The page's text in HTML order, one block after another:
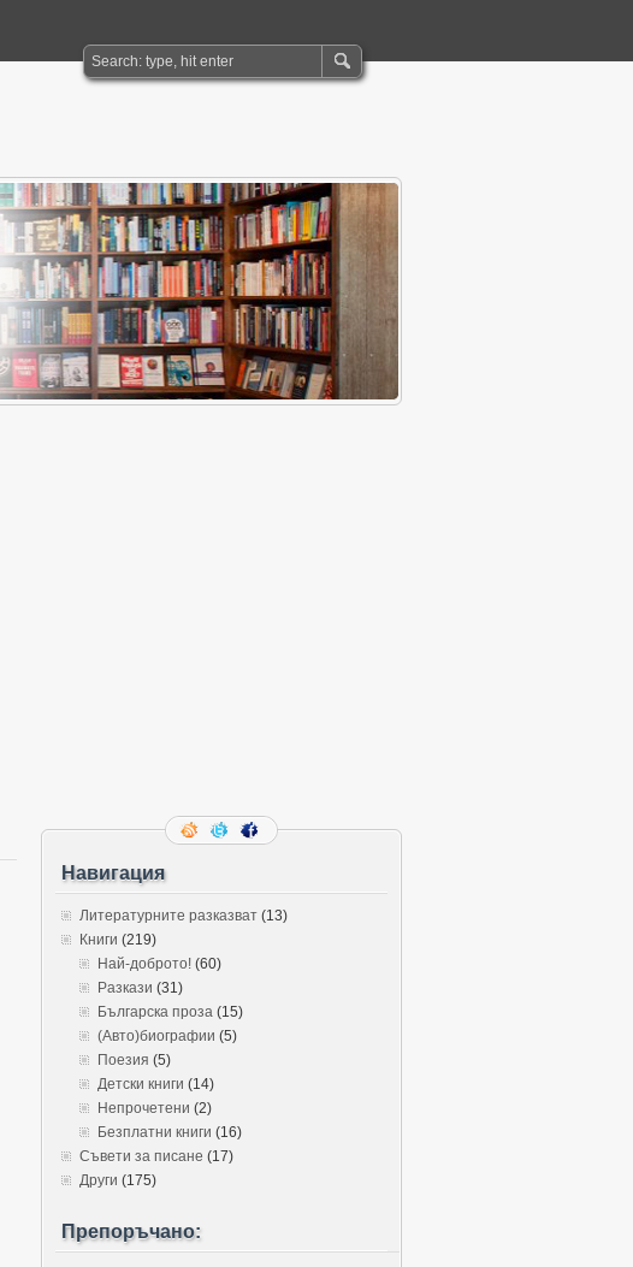
Навигация
Литературните разказват (13)
Книги (219)
Най-доброто! (60)
Разкази (31)
Българска проза (15)
(Авто)биографии (5)
Поезия (5)
Детски книги (14)
Непрочетени (2)
Безплатни книги (16)
Съвети за писане (17)
Други (175)
Препоръчано: